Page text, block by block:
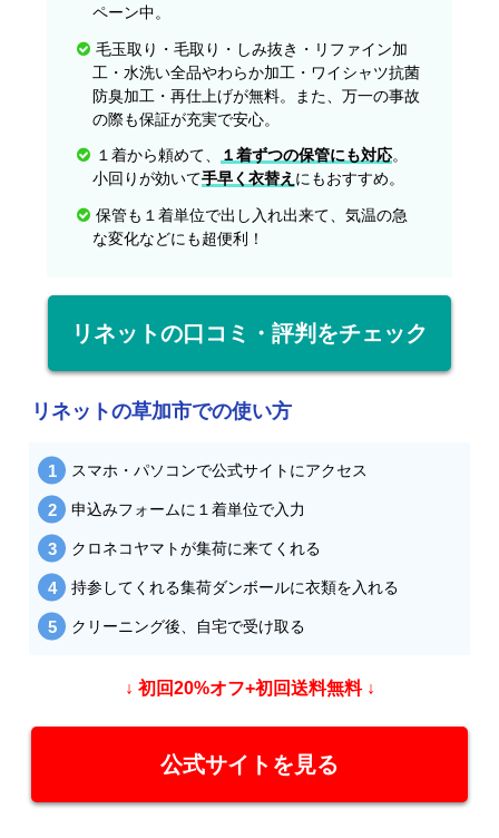
ペーン中。
毛玉取り・毛取り・しみ抜き・リファイン加
工・水洗い全品やわらか加工・ワイシャツ抗菌
防臭加工・再仕上げが無料。また、万一の事故
の際も保証が充実で安心。
１着から頼めて、 １着ずつの保管にも対応。
小回りが効いて手早く衣替え にもおすすめ。
保管も１着単位で出し入れ出来て、気温の急
な変化などにも超便利！
リネットの口コミ・評判をチェック
リネットの草加市での使い方
スマホ・パソコンで公式サイトにアクセス
申込みフォームに１着単位で入力
クロネコヤマトが集荷に来てくれる
持参してくれる集荷ダンボールに衣類を入れる
クリーニング後、自宅で受け取る
↓ 初回20%オフ+初回送料無料 ↓
公式サイトを見る